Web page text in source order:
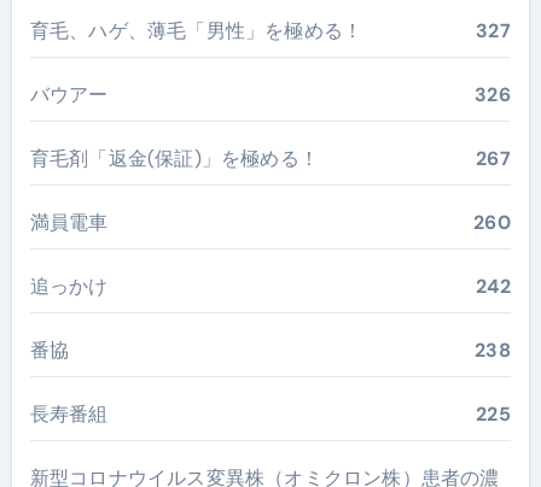
育毛、ハゲ、薄毛「男性」を極める！ 327
バウアー 326
育毛剤「返金(保証)」を極める！ 267
満員電車 260
追っかけ 242
番協 238
長寿番組 225
新型コロナウイルス変異株（オミクロン株）患者の濃